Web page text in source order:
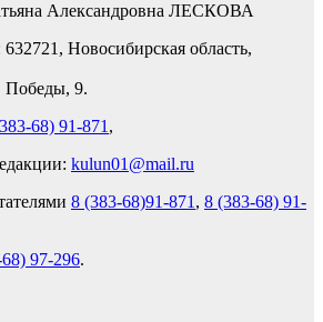
Александровна ЛЕСКОВА
Новосибирская область,
Победы, 9.
68) 91-871 ,
kulun01@mail.ru
8 (383-68)91-871 , 8 (383-68) 91-
97-296.